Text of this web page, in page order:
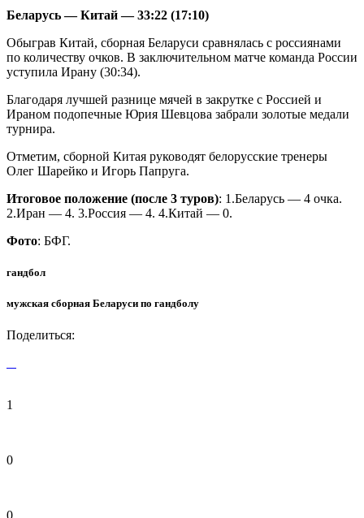
Беларусь — Китай — 33:22 (17:10)
Обыграв Китай, сборная Беларуси сравнялась с россиянами
по количеству очков. В заключительном матче команда России
уступила Ирану (30:34).
Благодаря лучшей разнице мячей в закрутке с Россией и
Ираном подопечные Юрия Шевцова забрали золотые медали
турнира.
Отметим, сборной Китая руководят белорусские тренеры
Олег Шарейко и Игорь Папруга.
Итоговое положение (после 3 туров): 1.Беларусь — 4 очка.
2.Иран — 4. 3.Россия — 4. 4.Китай — 0.
Фото: БФГ.
гандбол
мужская сборная Беларуси по гандболу
Поделиться:
1
0